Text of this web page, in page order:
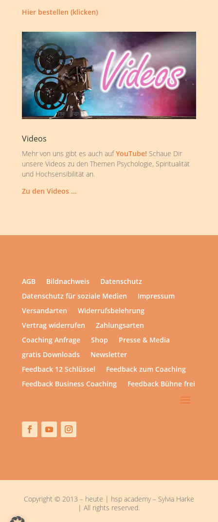
Hier bestellen (klicken)
Videos
Mehr von uns gibt es auch aufYouTube! Schaue Dir
unsere Videos zu den Themen Psychologie, Spiritualität
und Hochsensibilität an.
Zu den Videos …
AGB Bildnachweis
Datenschutz
Datenschutz für soziale Medien
Impressum
Versandarten
Widerrufsbelehrung
Vertrag widerrufen
Zahlungsarten
Coaching Anfrage
Shop
Presse & Media
gratis Downloads
Newsletter
Feedback 12 Schlüssel
Feedback zum Coaching
Feedback Business Coaching
Feedback Bühne frei
Copyright © 2013 – heute | hsp academy – Sylvia Harke
| All rights reserved.